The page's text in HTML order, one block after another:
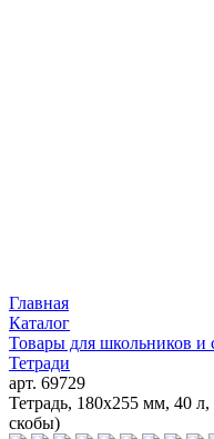
Главная
Каталог
Товары для школьников и
Тетради
арт. 69729
Тетрадь, 180х255 мм, 40
скобы)